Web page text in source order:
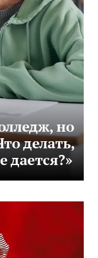
но
делать,
дается?»